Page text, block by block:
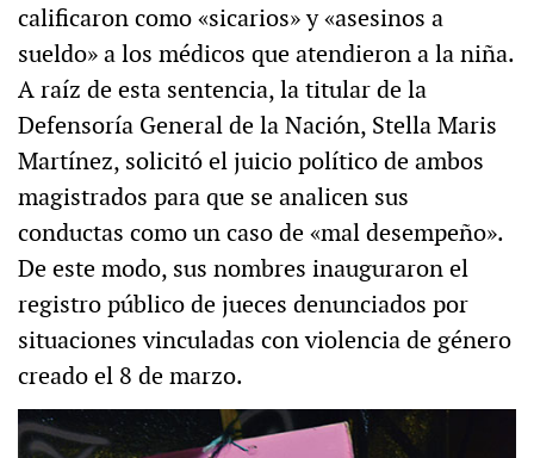
calificaron como «sicarios» y «asesinos a
sueldo» a los médicos que atendieron a la niña.
A raíz de esta sentencia, la titular de la
Defensoría General de la Nación, Stella Maris
Martínez, solicitó el juicio político de ambos
magistrados para que se analicen sus
conductas como un caso de «mal desempeño».
De este modo, sus nombres inauguraron el
registro público de jueces denunciados por
situaciones vinculadas con violencia de género
creado el 8 de marzo.